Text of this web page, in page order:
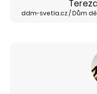
ddm-svetla.cz / Dům